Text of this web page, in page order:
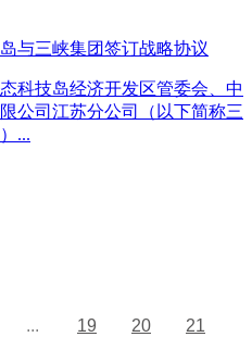
与三峡集团签订战略协议
科技岛经济开发区管委会、中
公司江苏分公司（以下简称三
...
... 19 20 21